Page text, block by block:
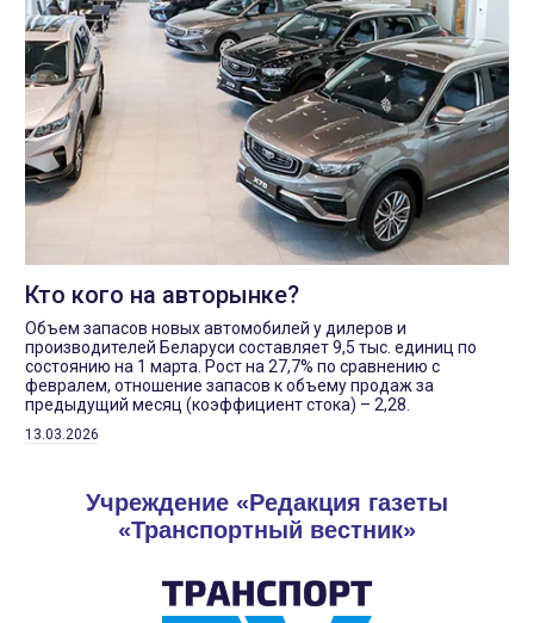
Кто кого на авторынке?
Объем запасов новых автомобилей у дилеров и
производителей Беларуси составляет 9,5 тыс. единиц по
состоянию на 1 марта. Рост на 27,7% по сравнению с
февралем, отношение запасов к объему продаж за
предыдущий месяц (коэффициент стока) – 2,28.
13.03.2026
Учреждение «Редакция газеты
«Транспортный вестник»